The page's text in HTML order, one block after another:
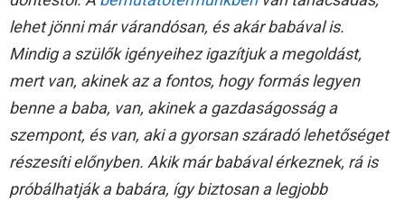
lehet jönni már várandósan, és akár babával is.
Mindig a szülők igényeihez igazítjuk a megoldást,
mert van, akinek az a fontos, hogy formás legyen
benne a baba, van, akinek a gazdaságosság a
szempont, és van, aki a gyorsan száradó lehetőséget
részesíti előnyben. Akik már babával érkeznek, rá is
próbálhatják a babára, így biztosan a legjobb